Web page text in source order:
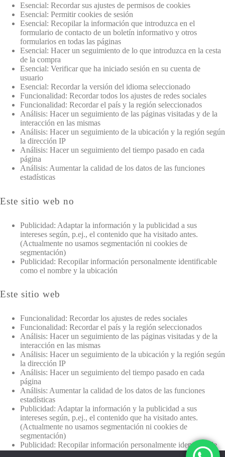
Esencial: Recordar sus ajustes de permisos de cookies
Esencial: Permitir cookies de sesión
Esencial: Recopilar la información que introduzca en el
formulario de contacto de un boletín informativo y otros
formularios en todas las páginas
Esencial: Hacer un seguimiento de lo que introduzca en la cesta
de la compra
Esencial: Verificar que ha iniciado sesión en su cuenta de
usuario
Esencial: Recordar la versión del idioma seleccionado
Funcionalidad: Recordar todos los ajustes de redes sociales
Funcionalidad: Recordar el país y la región seleccionados
Análisis: Hacer un seguimiento de las páginas visitadas y de la
interacción en las mismas
Análisis: Hacer un seguimiento de la ubicación y la región según
la dirección IP
Análisis: Hacer un seguimiento del tiempo pasado en cada
página
Análisis: Aumentar la calidad de los datos de las funciones
estadísticas
Este sitio web no
Publicidad: Adaptar la información y la publicidad a sus
intereses según, p.ej., el contenido que ha visitado antes.
(Actualmente no usamos segmentación ni cookies de
segmentación)
Publicidad: Recopilar información personalmente identificable
como el nombre y la ubicación
Este sitio web
Funcionalidad: Recordar los ajustes de redes sociales
Funcionalidad: Recordar el país y la región seleccionados
Análisis: Hacer un seguimiento de las páginas visitadas y de la
interacción en las mismas
Análisis: Hacer un seguimiento de la ubicación y la región según
la dirección IP
Análisis: Hacer un seguimiento del tiempo pasado en cada
página
Análisis: Aumentar la calidad de los datos de las funciones
estadísticas
Publicidad: Adaptar la información y la publicidad a sus
intereses según, p.ej., el contenido que ha visitado antes.
(Actualmente no usamos segmentación ni cookies de
segmentación)
Publicidad: Recopilar información personalmente identificable